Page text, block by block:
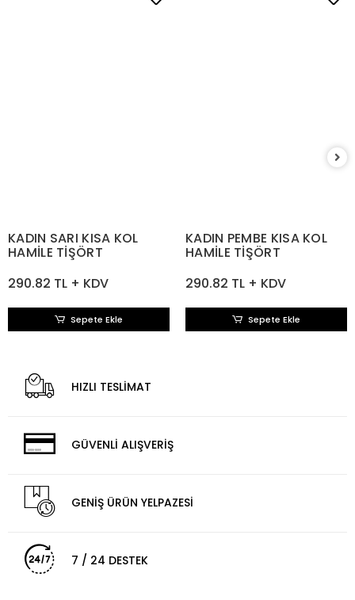
KADIN SARI KISA KOL
HAMİLE TİŞÖRT
290.82 TL + KDV
Sepete Ekle
KADIN PEMBE KISA KOL
HAMİLE TİŞÖRT
290.82 TL + KDV
Sepete Ekle
HIZLI TESLİMAT
GÜVENLİ ALIŞVERİŞ
GENİŞ ÜRÜN YELPAZESİ
7 / 24 DESTEK